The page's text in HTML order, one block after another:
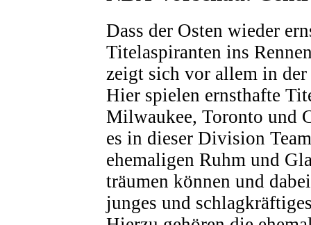
Dass der Osten wieder
Titelaspiranten ins
zeigt sich vor allem in
Hier spielen ernsthafte
Milwaukee, Toronto und
es in dieser Division
ehemaligen Ruhm und
träumen können und
junges und